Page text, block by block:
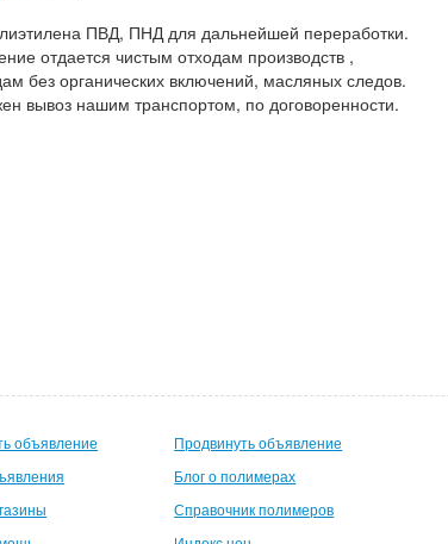
ПВД, ПНД для дальнейшей переработки.
отдается чистым отходам производств ,
без органических включений, масляных следов.
вывоз нашим транспортом, по договоренности.
объявление
Продвинуть объявление
Блог о полимерах
Справочник полимеров